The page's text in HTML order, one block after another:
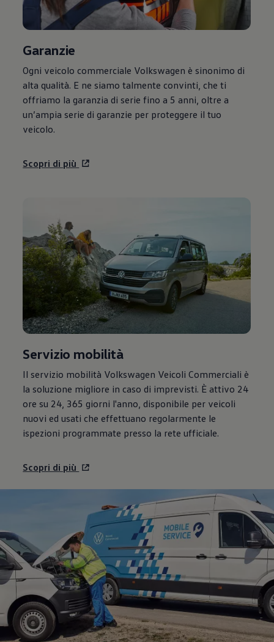
Garanzie
Ogni veicolo commerciale Volkswagen è sinonimo di
alta qualità. E ne siamo talmente convinti, che ti
offriamo la garanzia di serie fino a 5 anni, oltre a
un’ampia serie di garanzie per proteggere il tuo
veicolo.
Scopri di più
Servizio mobilità
Il servizio mobilità Volkswagen Veicoli Commerciali è
la soluzione migliore in caso di imprevisti. È attivo 24
ore su 24, 365 giorni l'anno, disponibile per veicoli
nuovi ed usati che effettuano regolarmente le
ispezioni programmate presso la rete ufficiale.
Scopri di più